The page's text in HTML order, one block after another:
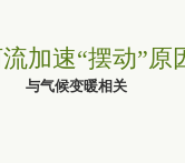
加速“摆动”原
与气候变暖相关